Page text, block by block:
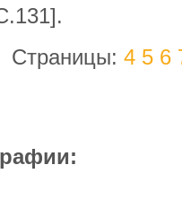
Страницы: 4 5 6